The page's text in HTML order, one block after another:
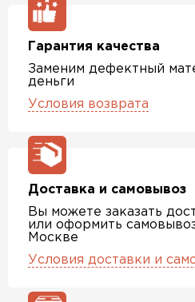
Гарантия качества
Заменим дефектный
деньги
Условия возврата
Доставка и самовывоз
Вы можете заказать
или оформить
Москве
Условия доставки и